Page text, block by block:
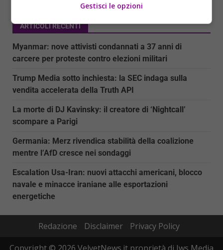
ARTICOLI RECENTI
Myanmar: nove attivisti condannati a 37 anni di
carcere per proteste contro elezioni militari
Trump Media sotto inchiesta: la SEC indaga sulla
vendita accelerata della Truth API
La morte di DJ Kavinsky: il creatore di ‘Nightcall’
scompare a Parigi
Germania: Merz rivendica stabilità della coalizione
mentre l’AfD cresce nei sondaggi
Escalation Usa-Iran: nuovi attacchi americani, blocco
navale e minacce iraniane alle esportazioni
energetiche
Redazione Disclaimer
Privacy Policy
Copyright © 2026 VelvetNews.it proprietà di Jws Media
Gestisci le opzioni